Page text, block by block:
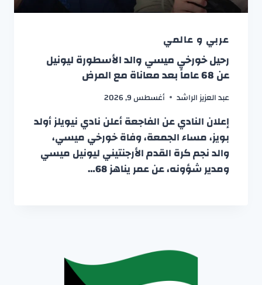
عربي و عالمي
رحيل خورخي ميسي والد الأسطورة ليونيل
عن 68 عاماً بعد معاناة مع المرض
عبد العزيز الراشد أغسطس 9, 2026
إعلان النادي عن الفاجعة أعلن نادي نيويلز أولد
بويز، مساء الجمعة، وفاة خورخي ميسي،
والد نجم كرة القدم الأرجنتيني ليونيل ميسي
ومدير شؤونه، عن عمر يناهز 68…